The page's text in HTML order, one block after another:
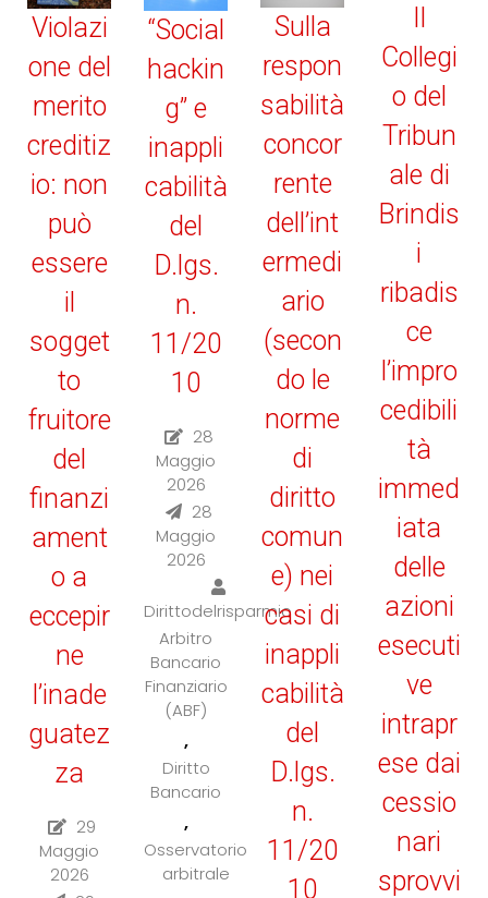
Violazi
one del
merito
creditiz
io: non
può
essere
il
sogget
to
fruitore
del
finanzi
ament
o a
eccepir
ne
l’inade
guatez
za
29
Maggio
2026
“Social
hackin
g” e
inappli
cabilità
del
D.lgs.
n.
11/20
10
28
Maggio
2026
28
Maggio
2026
Dirittodelrisparmio
Arbitro
Bancario
Finanziario
(ABF)
,
Diritto
Bancario
,
Osservatorio
arbitrale
Sulla
respon
sabilità
concor
rente
dell’int
ermedi
ario
(secon
do le
norme
di
diritto
comun
e) nei
casi di
inappli
cabilità
del
D.lgs.
n.
11/20
10
Il
Collegi
o del
Tribun
ale di
Brindis
i
ribadis
ce
l’impro
cedibili
tà
immed
iata
delle
azioni
esecuti
ve
intrapr
ese dai
cessio
nari
sprovvi